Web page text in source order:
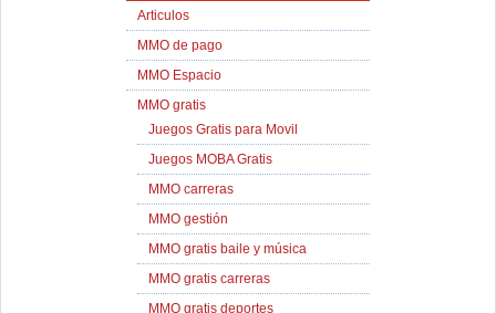
Articulos
MMO de pago
MMO Espacio
MMO gratis
Juegos Gratis para Movil
Juegos MOBA Gratis
MMO carreras
MMO gestión
MMO gratis baile y música
MMO gratis carreras
MMO gratis deportes